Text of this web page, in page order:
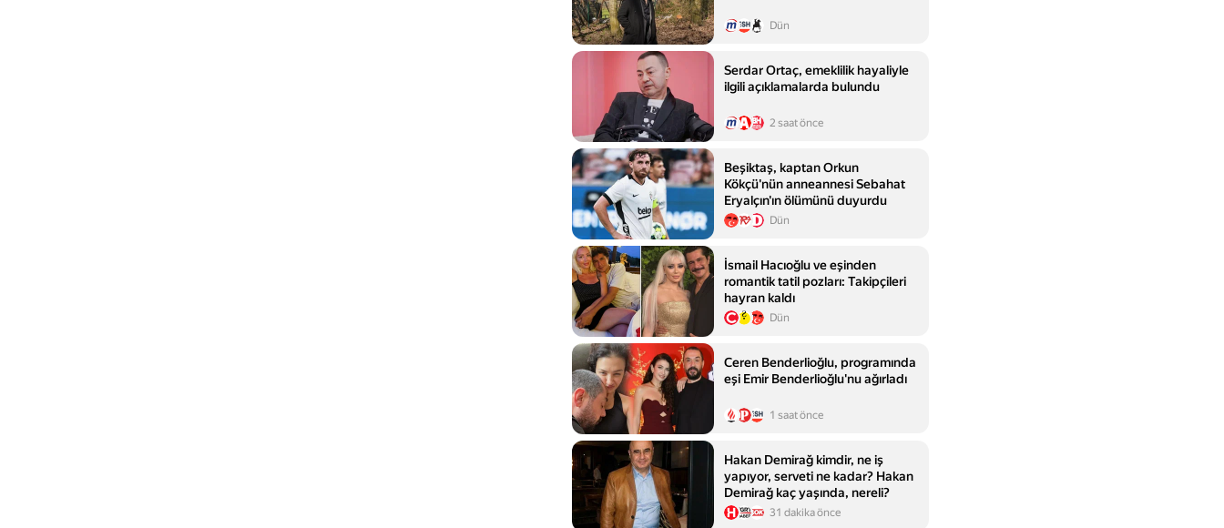
Dün
Serdar Ortaç, emeklilik hayaliyle
ilgili açıklamalarda bulundu
2 saat önce
Beşiktaş, kaptan Orkun
Kökçü'nün anneannesi Sebahat
Eryalçın'ın ölümünü duyurdu
Dün
İsmail Hacıoğlu ve eşinden
romantik tatil pozları: Takipçileri
hayran kaldı
Dün
Ceren Benderlioğlu, programında
eşi Emir Benderlioğlu'nu ağırladı
1 saat önce
Hakan Demirağ kimdir, ne iş
yapıyor, serveti ne kadar? Hakan
Demirağ kaç yaşında, nereli?
31 dakika önce